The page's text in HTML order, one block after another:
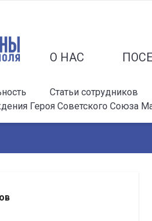
О НАС
Статьи сотрудников
Героя Советского Союза